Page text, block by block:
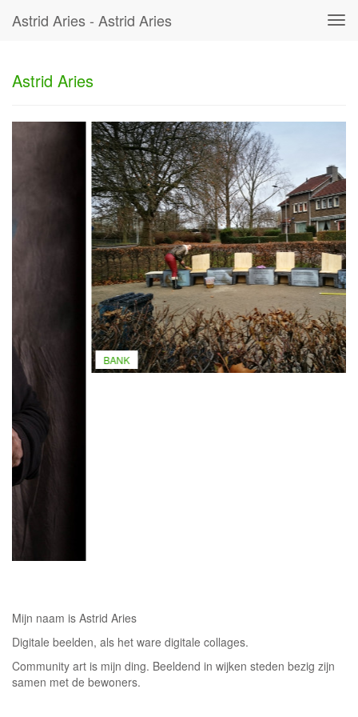
Astrid Aries - Astrid Aries
Astrid Aries
Mijn naam is Astrid Aries
Digitale beelden, als het ware digitale collages.
Community art is mijn ding. Beeldend in wijken steden bezig zijn
samen met de bewoners.